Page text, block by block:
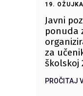
19.
Javni
ponuda
za
školskoj
PROČITAJ